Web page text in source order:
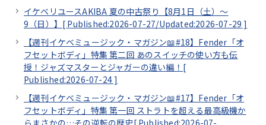
イケベリユースAKIBA 夏の中古祭り【8月1日（土）～
9（日）】[ Published:2026-07-27/Updated:2026-07-29 ]
【週刊イケベミュージック・マガジン📖#18】Fender「オ
フセットボディ」特集 第二回 あのスイッチの使い方も伝
授！ジャズマスターとジャガーの違い編！[
Published:2026-07-24 ]
【週刊イケベミュージック・マガジン📖#17】Fender「オ
フセットボディ」特集 第一回 ストラトを超える最高級機か